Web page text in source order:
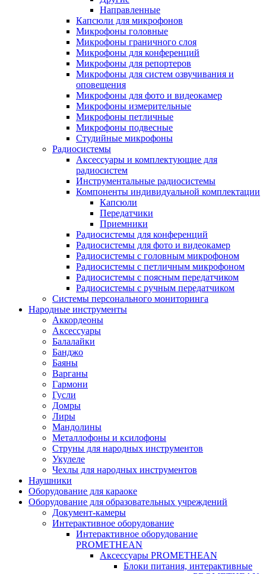
Направленные
Капсюли для микрофонов
Микрофоны головные
Микрофоны граничного слоя
Микрофоны для конференций
Микрофоны для репортеров
Микрофоны для систем озвучивания и
оповещения
Микрофоны для фото и видеокамер
Микрофоны измерительные
Микрофоны петличные
Микрофоны подвесные
Студийные микрофоны
Радиосистемы
Аксессуары и комплектующие для
радиосистем
Инструментальные радиосистемы
Компоненты индивидуальной комплектации
Капсюли
Передатчики
Приемники
Радиосистемы для конференций
Радиосистемы для фото и видеокамер
Радиосистемы с головным микрофоном
Радиосистемы с петличным микрофоном
Радиосистемы с поясным передатчиком
Радиосистемы с ручным передатчиком
Системы персонального мониторинга
Народные инструменты
Аккордеоны
Аксессуары
Балалайки
Банджо
Баяны
Варганы
Гармони
Гусли
Домры
Лиры
Мандолины
Металлофоны и ксилофоны
Струны для народных инструментов
Укулеле
Чехлы для народных инструментов
Наушники
Оборудование для караоке
Оборудование для образовательных учреждений
Документ-камеры
Интерактивное оборудование
Интерактивное оборудование
PROMETHEAN
Аксессуары PROMETHEAN
Блоки питания, интерактивные